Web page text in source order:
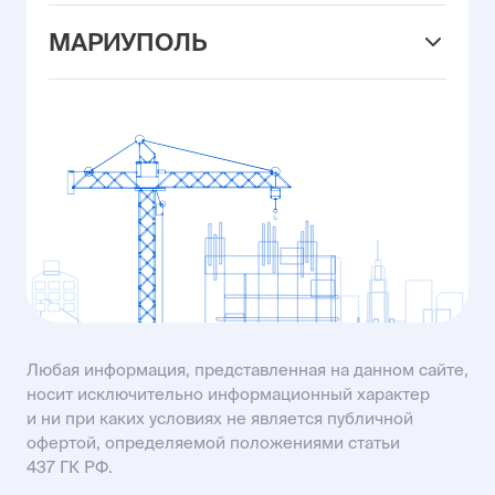
MAIL26@USIMAIL.RU
ул. Вересаева, 101/3
ул. Левобережная, 6/6
MAIL61@USIMAIL.RU
ул. Промышленная, 23
KISLOVODSK@USIMAIL.RU
МАРИУПОЛЬ
пр-кт Строителей, 93А
SALES61@USIMAIL.RU
Любая информация, представленная на данном сайте,
носит исключительно информационный характер
и ни при каких условиях не является публичной
офертой, определяемой положениями статьи
437 ГК РФ.